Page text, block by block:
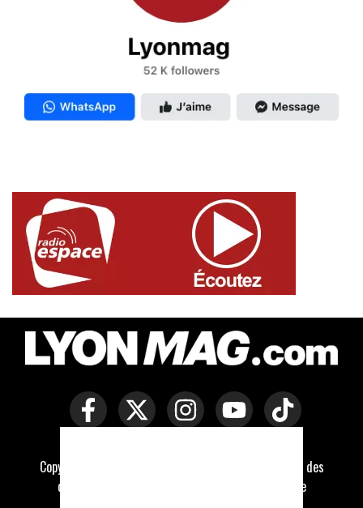
Copyright © Lyon Mag -
Politique des
cookies
Conditions générales de vente